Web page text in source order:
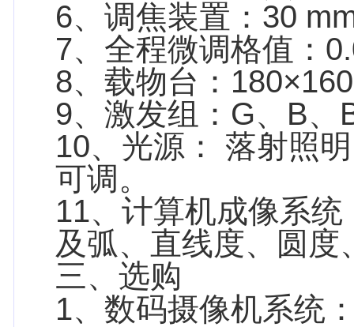
6、调焦装置：30
7、全程微调格值：
8、载物台：
9、激发组：G、B、
10、光源： 落射照
可调。
11、计算机成像系
及弧、直线度、圆
三、选购
1、数码摄像机系统